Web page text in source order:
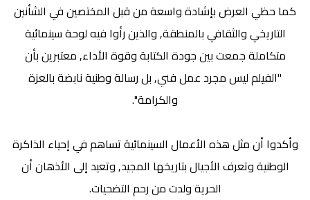
كما حظي العرض بإشادة واسعة من قبل المختصين في الشأنين
التاريخي والثقافي بالمنطقة, والذين رأوا فيه لوحة سينمائية
متكاملة جمعت بين جودة الكتابة وقوة الأداء, معتبرين بأن
''الفيلم ليس مجرد عمل فني, بل رسالة وطنية نابضة بالعزة
والكرامة''.
وأكدوا أن مثل هذه الأعمال السينمائية تساهم في إحياء الذاكرة
الوطنية وتعرف الأجيال بتاريخها المجيد, وتعيد إلى الأذهان أن
الحرية ولدت من رحم التضحيات.